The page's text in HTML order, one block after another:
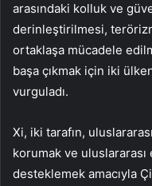
arasındaki kolluk ve
derinleştirilmesi, terörizm,
ortaklaşa mücadele
başa çıkmak için iki
vurguladı.
Xi, iki tarafın,
korumak ve
desteklemek amacıyla